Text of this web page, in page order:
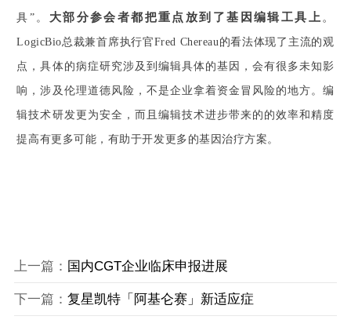
具”。 大部分参会者都把重点放到了基因编辑工具上 。
LogicBio总裁兼首席执行官Fred Chereau的看法体现了主流的观
点，具体的病症研究涉及到编辑具体的基因，会有很多未知影
响，涉及伦理道德风险，不是企业拿着资金冒风险的地方。编
辑技术研发更为安全，而且编辑技术进步带来的的效率和精度
提高有更多可能，有助于开发更多的基因治疗方案。
上一篇： 国内CGT企业临床申报进展
下一篇： 复星凯特「阿基仑赛」新适应症